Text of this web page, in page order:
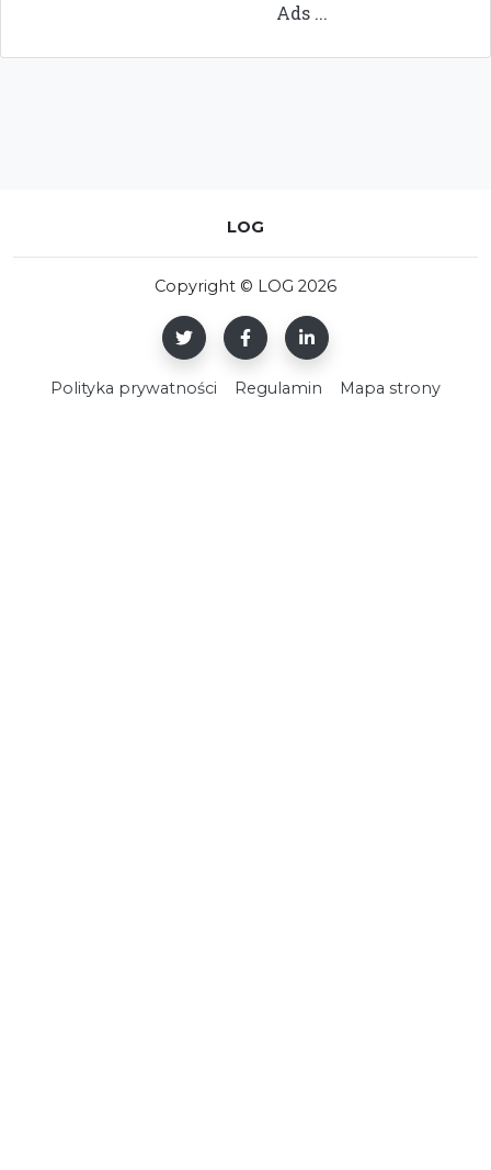
Ads ...
LOG
Copyright © LOG 2026
Polityka prywatności Regulamin Mapa strony